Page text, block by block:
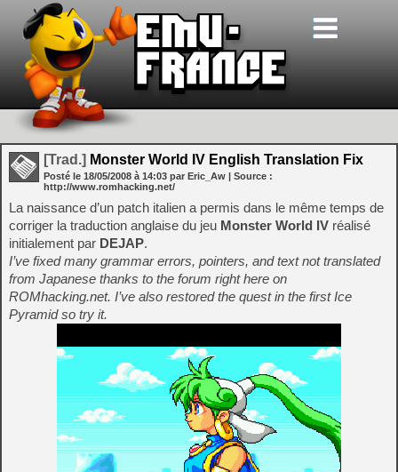
[Trad.] Monster World IV English Translation Fix
Posté le 18/05/2008 à 14:03 par Eric_Aw | Source :
http://www.romhacking.net/
La naissance d’un patch italien a permis dans le même temps de
corriger la traduction anglaise du jeu Monster World IV réalisé
initialement par DEJAP.
I’ve fixed many grammar errors, pointers, and text not translated
from Japanese thanks to the forum right here on
ROMhacking.net. I’ve also restored the quest in the first Ice
Pyramid so try it.